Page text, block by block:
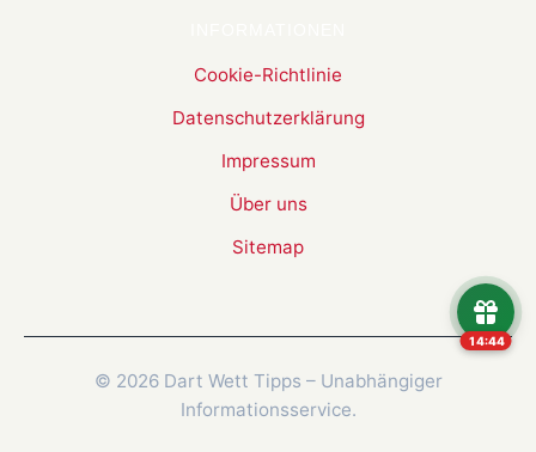
Cookie-Richtlinie
Datenschutzerklärung
Impressum
Über uns
Sitemap
© 2026 Dart Wett Tipps – Unabhängiger
Informationsservice.
14:44